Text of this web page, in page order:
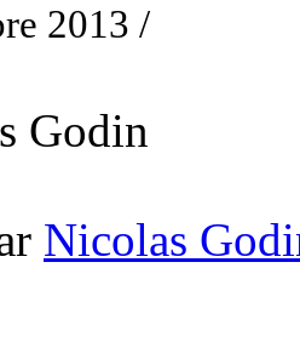
2013 /
Godin
Nicolas